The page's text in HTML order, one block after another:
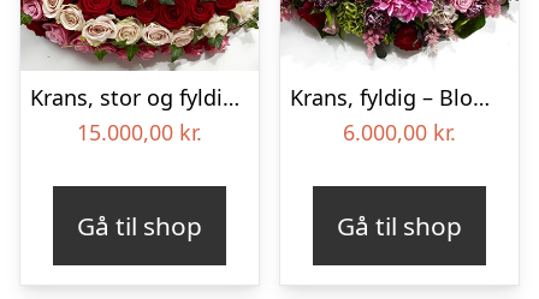
Krans, stor og fyldig – Blomster til begravelse
15.000,00 kr.
Gå til shop
Krans, fyldig – Blomster til begravelse
6.000,00 kr.
Gå til shop